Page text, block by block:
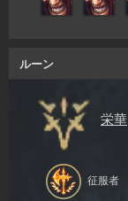
ルーン
栄華
征服者